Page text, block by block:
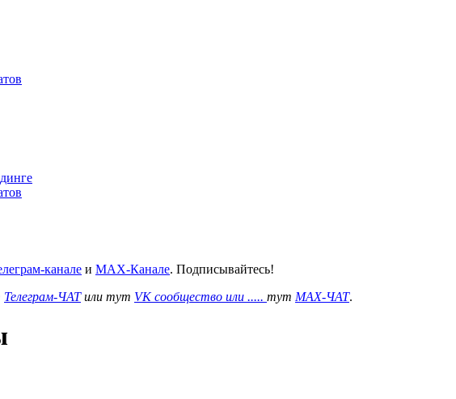
канале и MAX-Канале. Подписывайтесь!
Телеграм-ЧАТили тут VK сообщество или ..... тут MAX-ЧАТ.